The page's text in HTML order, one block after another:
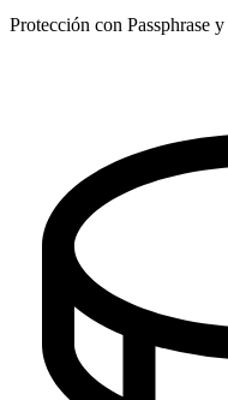
Protección con Passphrase y